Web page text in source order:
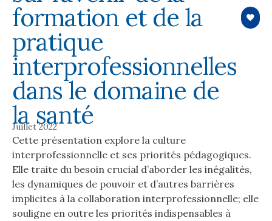
formation et de la
pratique
interprofessionnelles
dans le domaine de
la santé
Juillet 2022
Cette présentation explore la culture
interprofessionnelle et ses priorités pédagogiques.
Elle traite du besoin crucial d’aborder les inégalités,
les dynamiques de pouvoir et d’autres barrières
implicites à la collaboration interprofessionnelle; elle
souligne en outre les priorités indispensables à